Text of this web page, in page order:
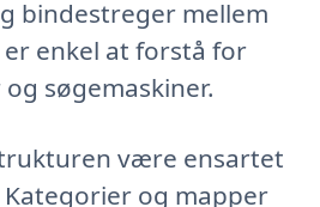
bindestreger mellem
enkel at forstå for
søgemaskiner.
være ensartet
og mapper